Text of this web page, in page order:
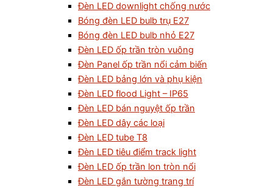
Đèn LED downlight chống nước
Bóng đèn LED bulb trụ E27
Bóng đèn LED bulb nhỏ E27
Đèn LED ốp trần tròn vuông
Đèn Panel ốp trần nổi cảm biến
Đèn LED bảng lớn và phụ kiện
Đèn LED flood Light – IP65
Đèn LED bán nguyệt ốp trần
Đèn LED dây các loại
Đèn LED tube T8
Đèn LED tiêu điểm track light
Đèn LED ốp trần lon tròn nổi
Đèn LED gắn tường trang trí